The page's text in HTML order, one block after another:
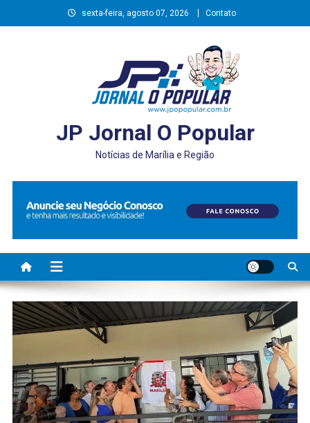
to
sexta-feira, agosto 07, 2026 Contato
JP Jornal O Popular
Notícias de Marília e Região